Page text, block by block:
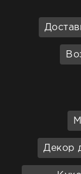
Декор